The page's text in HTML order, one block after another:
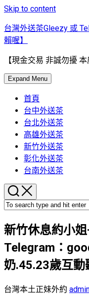
Skip to content
台灣外送茶Gleezy 或
賴喔】
【現金交易 非誠勿擾
Expand Menu
首頁
台中外送茶
台北外送茶
高雄外送茶
新竹外送茶
彰化外送茶
台南外送茶
新竹休息約小
Telegram：
奶.45.23歲互動
台灣本土正妹外約